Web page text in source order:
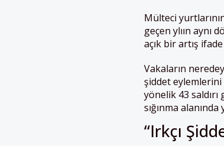
Mülteci
geçen ylıın aynı
açık bir artış
Vakaların
şiddet eylemlerini
yönelik 43
sığınma
“Irkçı